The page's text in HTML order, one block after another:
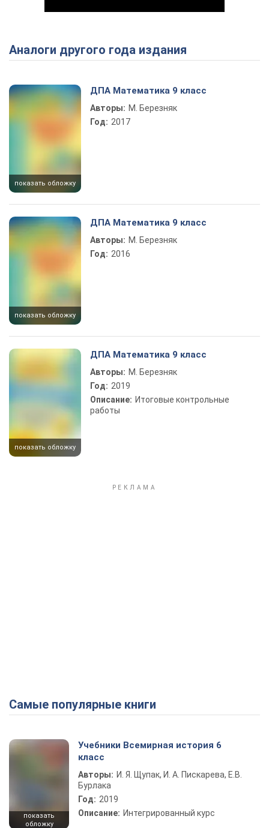
Play Video
Аналоги другого года издания
показать обложку
ДПА Математика 9 класс
Авторы: М. Березняк
Год: 2017
показать обложку
ДПА Математика 9 класс
Авторы: М. Березняк
Год: 2016
показать обложку
ДПА Математика 9 класс
Авторы: М. Березняк
Год: 2019
Описание: Итоговые контрольные
работы
Самые популярные книги
показать
обложку
Учебники Всемирная история 6
класс
Авторы: И. Я. Щупак, И. А. Пискарева, Е.В.
Бурлака
Год: 2019
Описание: Интегрированный курс